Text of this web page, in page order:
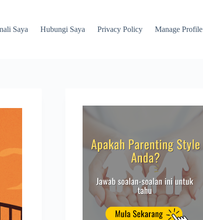
Saya Hubungi Saya Privacy Policy Manage Profile